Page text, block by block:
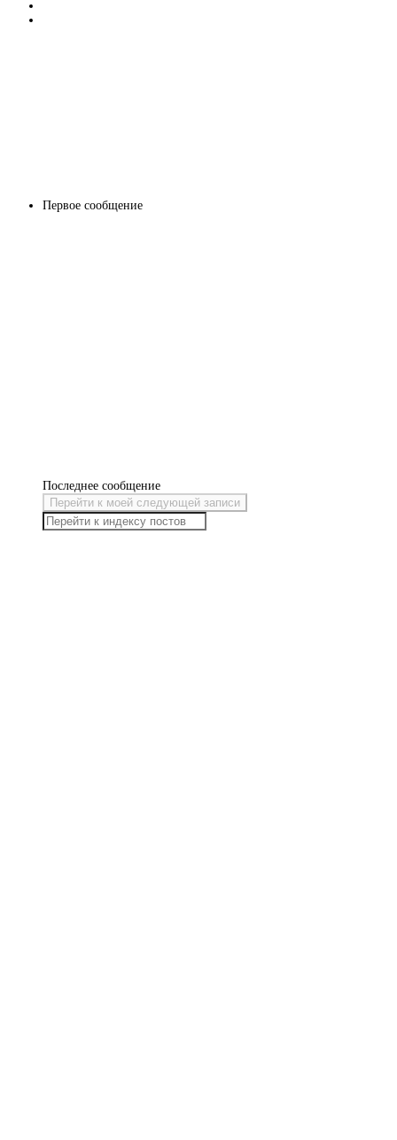
Первое сообщение
Последнее сообщение
Перейти к моей следующей записи